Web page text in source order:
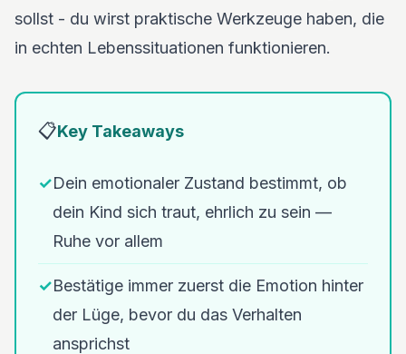
sollst - du wirst praktische Werkzeuge haben, die
in echten Lebenssituationen funktionieren.
📋Key Takeaways
✓Dein emotionaler Zustand bestimmt, ob
dein Kind sich traut, ehrlich zu sein —
Ruhe vor allem
✓Bestätige immer zuerst die Emotion hinter
der Lüge, bevor du das Verhalten
ansprichst